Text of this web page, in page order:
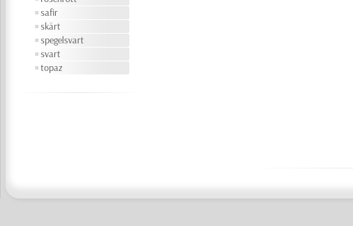
safir
skärt
spegelsvart
svart
topaz